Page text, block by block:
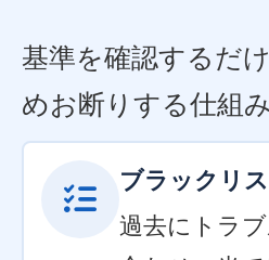
基準を確認するだ
めお断りする仕組
ブラックリ
過去にトラ